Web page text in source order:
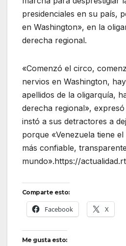
presidenciales en su país,
en Washington», en la
derecha regional.
«Comenzó el circo,
nervios en Washington,
apellidos de la oligarquía,
derecha regional»,
instó a sus detractores a
porque «Venezuela tiene
más confiable,
mundo».https://
Comparte esto:
Facebook X
Me gusta esto: